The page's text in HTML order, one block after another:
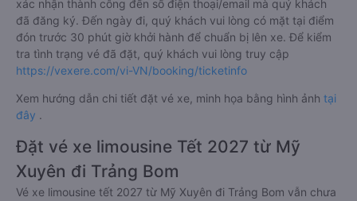
xác nhận thành công đến số điện thoại/email mà quý khách
đã đăng ký. Đến ngày đi, quý khách vui lòng có mặt tại điểm
đón trước 30 phút giờ khởi hành để chuẩn bị lên xe. Để kiểm
tra tình trạng vé đã đặt, quý khách vui lòng truy cập
https://vexere.com/vi-VN/booking/ticketinfo
Xem hướng dẫn chi tiết đặt vé xe, minh họa bằng hình ảnh tại
đây .
Đặt vé xe limousine Tết 2027 từ Mỹ
Xuyên đi Trảng Bom
Vé xe limousine tết 2027 từ Mỹ Xuyên đi Trảng Bom vẫn chưa